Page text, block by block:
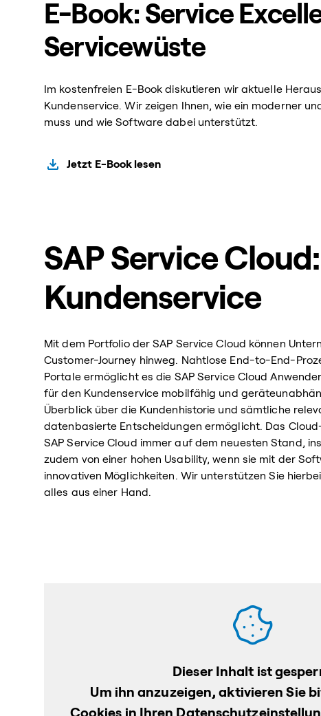
E-Book: Service
Servicewüste
Im kostenfreien E-Book diskutieren wir aktuelle
Kundenservice. Wir zeigen Ihnen, wie ein moderner
muss und wie Software dabei unterstützt.
Jetzt E-Book lesen
SAP Service
Kundenservice
Mit dem Portfolio der SAP Service Cloud können
Customer-Journey hinweg. Nahtlose End-to-End-
Portale ermöglicht es die SAP Service Cloud
für den Kundenservice mobilfähig und
Überblick über die Kundenhistorie und sämtliche
datenbasierte Entscheidungen ermöglicht. Das
SAP Service Cloud immer auf dem neuesten Stand,
zudem von einer hohen Usability, wenn sie mit der
innovativen Möglichkeiten. Wir unterstützen Sie
alles aus einer Hand.
Dieser Inhalt ist
Um ihn anzuzeigen, aktivieren Sie
Cookies in Ihren